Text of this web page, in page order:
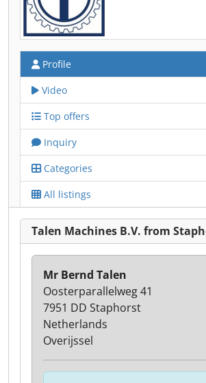
Profile
Video
Top offers
Inquiry
Categories
All listings
Talen Machines B.V. from
Mr Bernd Talen
Oosterparallelweg 41
7951 DD Staphorst
Netherlands
Overijssel